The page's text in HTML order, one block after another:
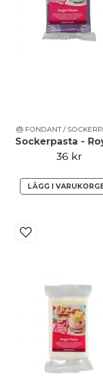
🎂 FONDANT /
36 kr
LÄGG I